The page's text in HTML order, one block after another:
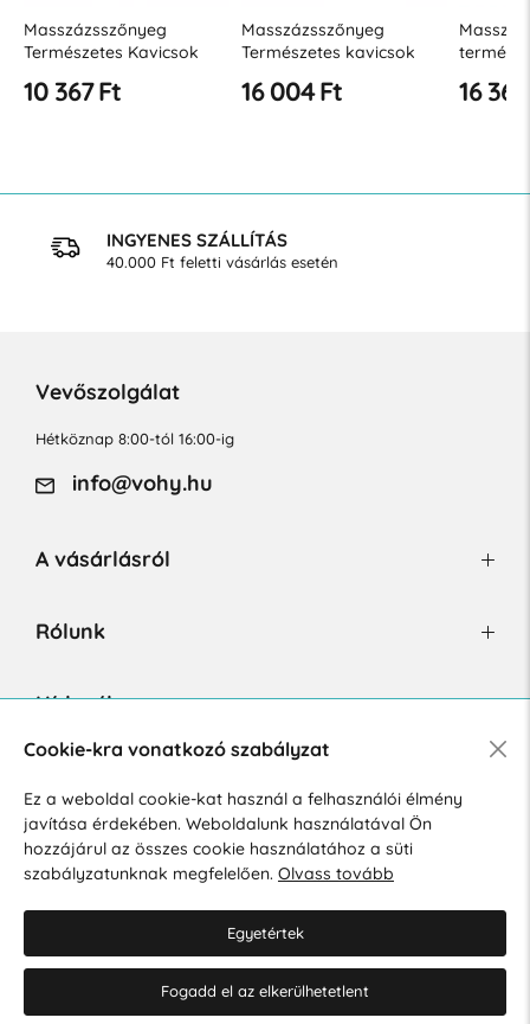
Masszázsszőnyeg
Természetes Kavicsok
10 367 Ft
Masszázsszőnyeg
Természetes kavicsok
16 004 Ft 16
INGYENES SZÁLLÍTÁS
40.000 Ft feletti vásárlás esetén
Vevőszolgálat
Hétköznap 8:00-tól 16:00-ig
info@vohy.hu
A vásárlásról
Rólunk
Hírlevél
Hozzájárulok a személyes adatok marketing célú kezeléséhez.
Személyes adatok védelmére vonatkozó szabályzat.
Cookie-kra vonatkozó szabályzat
Ez a weboldal cookie-kat használ a felhasználói élmény
javítása érdekében. Weboldalunk használatával Ön
hozzájárul az összes cookie használatához a süti
szabályzatunknak megfelelően. Olvass tovább
Egyetértek
Fogadd el az elkerülhetetlent